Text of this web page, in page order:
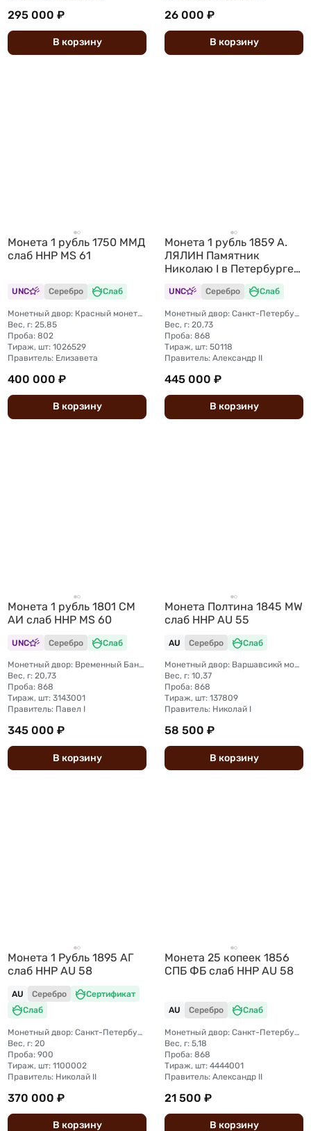
295 000 ₽
В корзину
26 000 ₽
В корзину
Монета 1 рубль 1750 ММД
слаб ННР MS 61
UNC Серебро Слаб
Монетный двор: Красный монетный двор (Москва)
Вес, г: 25,85
Проба: 802
Тираж, шт: 1026529
Правитель: Елизавета
400 000 ₽
В корзину
Монета 1 рубль 1859 А.
ЛЯЛИН Памятник
Николаю I в Петербурге
Конь слаб ННР MS 60
UNC Серебро Слаб
Монетный двор: Санкт-Петербургский монетный двор
Вес, г: 20,73
Проба: 868
Тираж, шт: 50118
Правитель: Александр II
445 000 ₽
В корзину
Монета 1 рубль 1801 СМ
АИ слаб ННР MS 60
UNC Серебро Слаб
Монетный двор: Временный Банковский монетный двор (Санкт-Петербург)
Вес, г: 20,73
Проба: 868
Тираж, шт: 3143001
Правитель: Павел I
345 000 ₽
В корзину
Монета Полтина 1845 MW
слаб ННР AU 55
AU Серебро Слаб
Монетный двор: Варшавсикй монетный двор (Польша)
Вес, г: 10,37
Проба: 868
Тираж, шт: 137809
Правитель: Николай I
58 500 ₽
В корзину
Монета 1 Рубль 1895 АГ
слаб ННР AU 58
AU Серебро
Сертификат
Слаб
Монетный двор: Санкт-Петербургский монетный двор
Вес, г: 20
Проба: 900
Тираж, шт: 1100002
Правитель: Николай II
370 000 ₽
В корзину
Монета 25 копеек 1856
СПБ ФБ слаб ННР AU 58
AU Серебро Слаб
Монетный двор: Санкт-Петербургский монетный двор
Вес, г: 5,18
Проба: 868
Тираж, шт: 4444001
Правитель: Александр II
21 500 ₽
В корзину